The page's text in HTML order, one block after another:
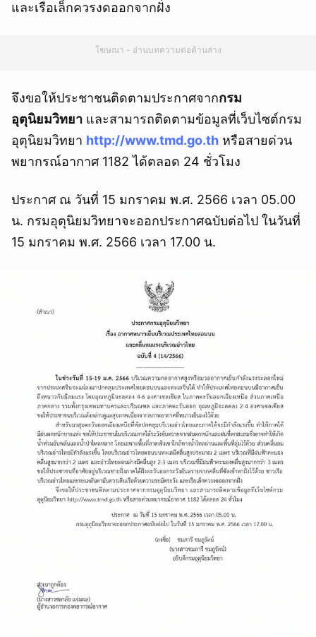
และเรือเล็กควรงดออกจากฝั่ง
โฆษณา - อ่านบทความต่อด้านล่าง
จึงขอให้ประชาชนติดตามประกาศจากกรม
อุตุนิยมวิทยา และสามารถติดตามข้อมูลที่เว็บไซต์กรม
อุตุนิยมวิทยา http://www.tmd.go.th หรือสายด่วน
พยากรณ์อากาศ 1182 ได้ตลอด 24 ชั่วโมง
ประกาศ ณ วันที่ 15 มกราคม พ.ศ. 2566 เวลา 05.00
น. กรมอุตุนิยมวิทยาจะออกประกาศฉบับต่อไป ในวันที่
15 มกราคม พ.ศ. 2566 เวลา 17.00 น.